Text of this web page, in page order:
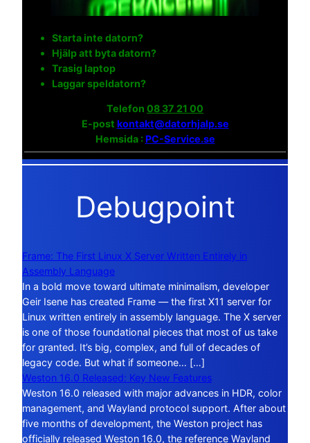
Starta inte datorn?
Hjälp att byta datorn?
Trasig laptop
Laggar speldatorn?
Telefon 08 37 21 00
E-post kontakt@datorhjalp.se
Hemsida :PC-Service.se
Debugpoint
Frame: The First Linux X Server Written Entirely in
Assembly Language
In a bold move toward ultimate minimalism, developer
Geir Isene has created Frame — the first X11 server for
Linux written entirely in assembly language. The X server
is one of those foundational pieces that most of us take
for granted. It’s big, complex, and full of decades of
legacy code. But what if someone… […]
Weston 16.0 Released: Key New Features
Weston 16.0 released with major advances in HDR, color
management, and Wayland protocol support. After about
five months of development, the Weston project has
officially released Weston 16.0, the reference Wayland